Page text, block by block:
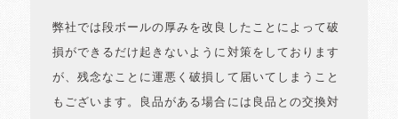
弊社では段ボールの厚みを改良したことによって破
損ができるだけ起きないように対策をしております
が、残念なことに運悪く破損して届いてしまうこと
もございます。良品がある場合には良品との交換対